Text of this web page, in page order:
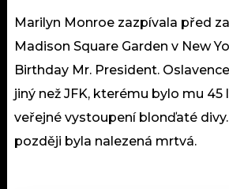
Marilyn Monroe zazpívala před
Madison Square Garden v New
Birthday Mr. President.
jiný než JFK, kterému bylo mu 45
veřejné vystoupení blonďaté
později byla nalezená mrtvá.